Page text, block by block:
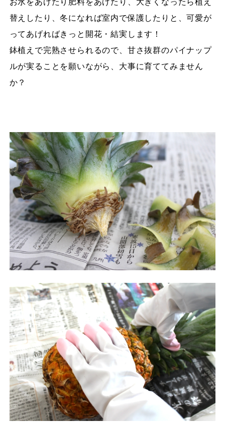
お水をあげたり肥料をあげたり、大きくなったら植え
替えしたり、冬になれば室内で保護したりと、可愛が
ってあげればきっと開花・結実します！
鉢植えで完熟させられるので、甘さ抜群のパイナップ
ルが実ることを願いながら、大事に育ててみません
か？